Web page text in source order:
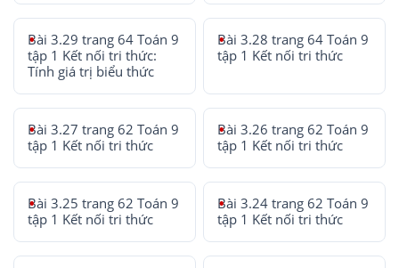
Bài 3.29 trang 64 Toán 9
tập 1 Kết nối tri thức:
Tính giá trị biểu thức
Bài 3.28 trang 64 Toán 9
tập 1 Kết nối tri thức
Bài 3.27 trang 62 Toán 9
tập 1 Kết nối tri thức
Bài 3.26 trang 62 Toán 9
tập 1 Kết nối tri thức
Bài 3.25 trang 62 Toán 9
tập 1 Kết nối tri thức
Bài 3.24 trang 62 Toán 9
tập 1 Kết nối tri thức